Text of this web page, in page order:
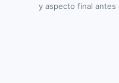
y aspecto final antes